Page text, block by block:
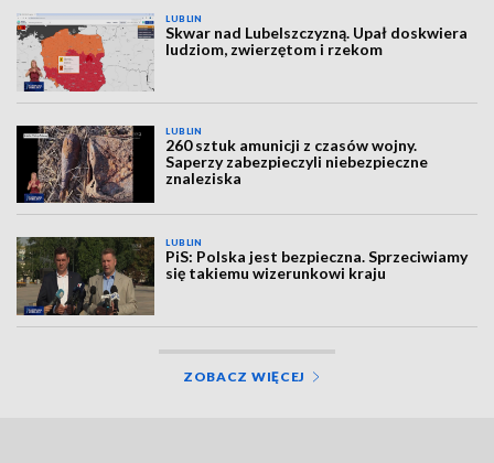
LUBLIN
Skwar nad Lubelszczyzną. Upał doskwiera
ludziom, zwierzętom i rzekom
LUBLIN
260 sztuk amunicji z czasów wojny.
Saperzy zabezpieczyli niebezpieczne
znaleziska
LUBLIN
PiS: Polska jest bezpieczna. Sprzeciwiamy
się takiemu wizerunkowi kraju
ZOBACZ WIĘCEJ